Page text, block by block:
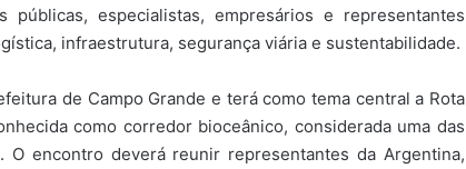
públicas, especialistas, empresários e representantes
infraestrutura, segurança viária e sustentabilidade.
de Campo Grande e terá como tema central a Rota
como corredor bioceânico, considerada uma das
encontro deverá reunir representantes da Argentina,